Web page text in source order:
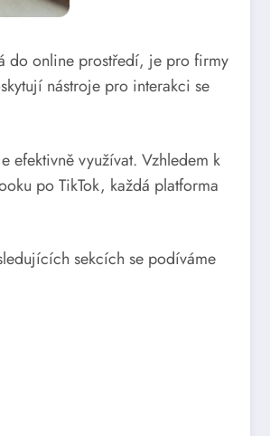
do online prostředí, je pro firmy
nástroje pro interakci se
efektivně využívat. Vzhledem k
po TikTok, každá platforma
sekcích se podíváme